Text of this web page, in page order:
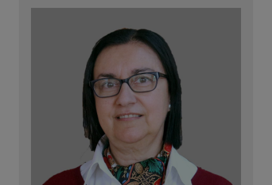
Mª Antonia Manasassero
Investigadora principal del Grupo de
Investigación Psicosocial en Trabajo,
Organizaciones y Recursos Humanos de la
Ha colaborado con
Impuls
como miembro
del comité científico del informe Delphi
sobre pensamiento y en un artículo para la